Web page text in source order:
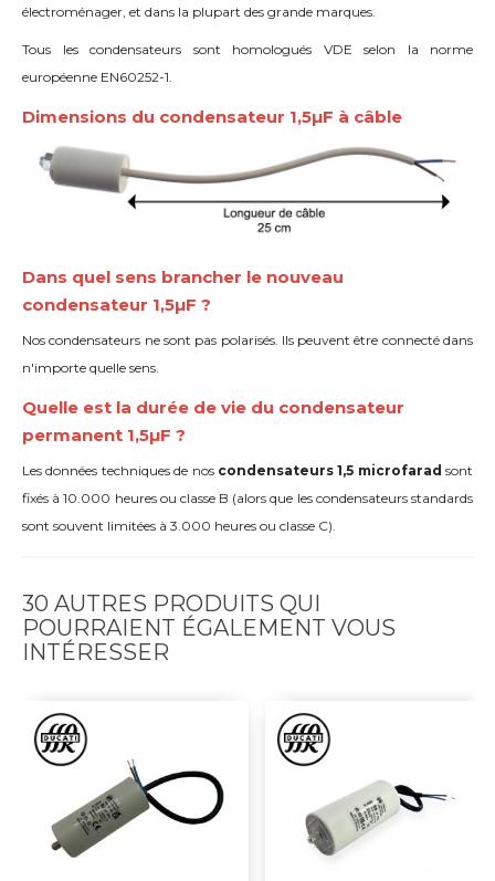
électroménager, et dans la plupart des grande marques.
Tous les condensateurs sont homologués VDE selon la norme
européenne EN60252-1.
Dimensions du condensateur 1,5µF à câble
Dans quel sens brancher le nouveau
condensateur 1,5µF ?
Nos condensateurs ne sont pas polarisés. Ils peuvent être connecté dans
n'importe quelle sens.
Quelle est la durée de vie du condensateur
permanent 1,5µF ?
Les données techniques de nos condensateurs 1,5 microfarad sont
fixés à 10.000 heures ou classe B (alors que les condensateurs standards
sont souvent limitées à 3.000 heures ou classe C).
30 AUTRES PRODUITS QUI
POURRAIENT ÉGALEMENT VOUS
INTÉRESSER